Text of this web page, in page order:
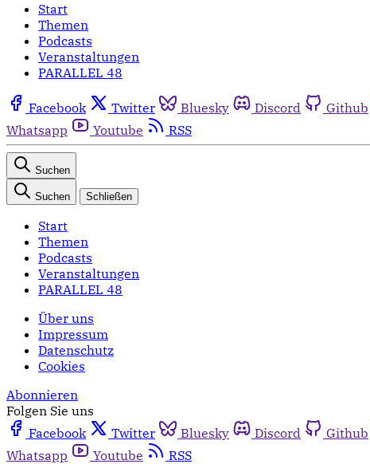
Start
Themen
Podcasts
Veranstaltungen
PARALLEL 48
Facebook Twitter Bluesky Discord Github
Whatsapp
Youtube RSS
Suchen
Suchen Schließen
Start
Themen
Podcasts
Veranstaltungen
PARALLEL 48
Über uns
Impressum
Datenschutz
Cookies
Abonnieren
Folgen Sie uns
Facebook
Twitter Bluesky Discord Github
Whatsapp
Youtube RSS